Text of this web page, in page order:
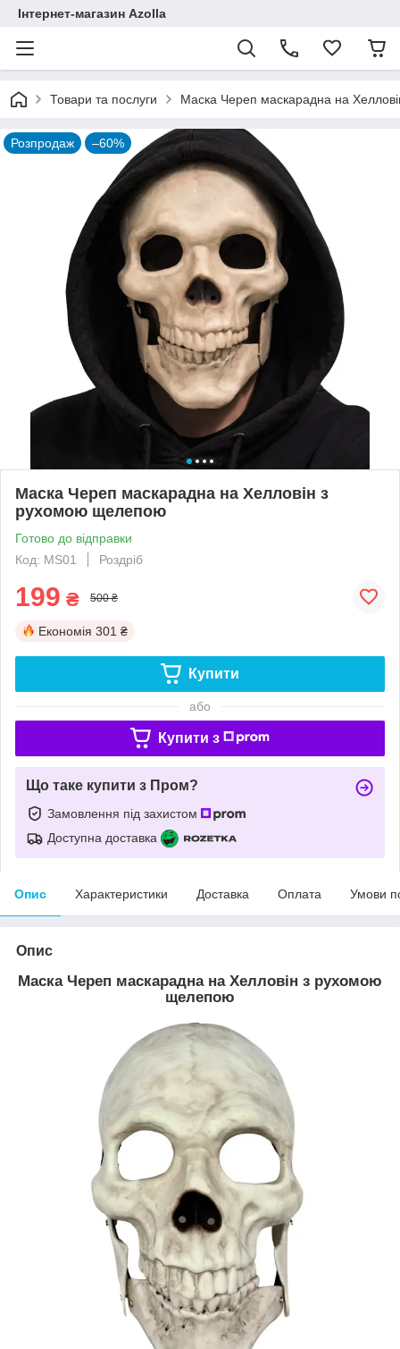
Інтернет-магазин Azolla
Товари та послуги Маска Череп маскарадна на
Розпродаж –60%
Маска Череп маскарадна на Хелловін з
рухомою щелепою
Готово до відправки
Код: MS01
Роздріб
199 ₴ 500 ₴
Економія 301 ₴
Купити
або
Купити з
Що таке купити з Пром?
Замовлення під захистом
Доступна доставка
Опис Характеристики Доставка Оплата Умови
Опис
Маска Череп маскарадна на Хелловін з рухомою
щелепою